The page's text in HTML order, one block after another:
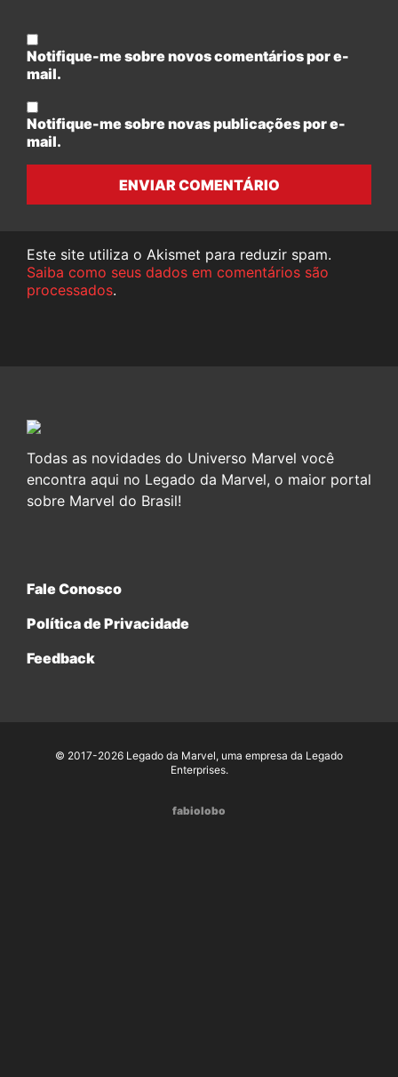
Notifique-me sobre novos comentários por e-
mail.
Notifique-me sobre novas publicações por e-
mail.
ENVIAR COMENTÁRIO
Este site utiliza o Akismet para reduzir spam.
Saiba como seus dados em comentários são
processados.
Todas as novidades do Universo Marvel você
encontra aqui no Legado da Marvel, o maior portal
sobre Marvel do Brasil!
Fale Conosco
Política de Privacidade
Feedback
© 2017-2026 Legado da Marvel, uma empresa da Legado
Enterprises.
fabiolobo